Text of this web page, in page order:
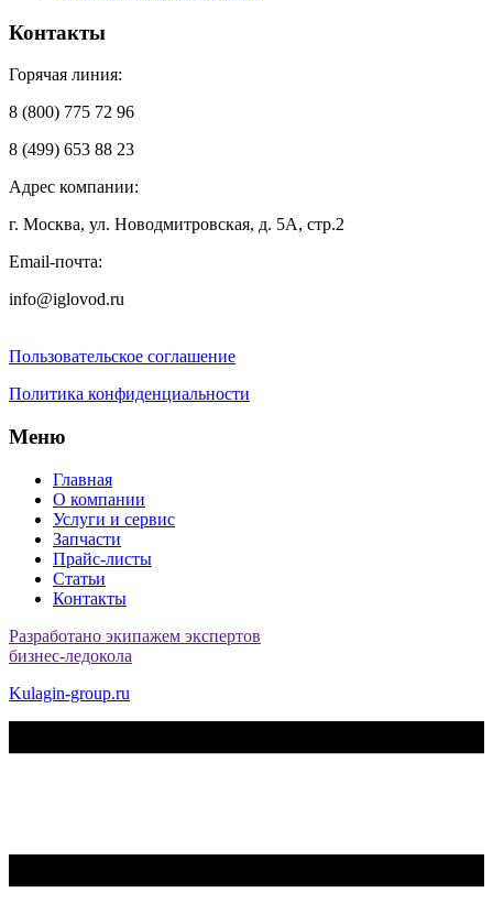
Контакты
Горячая линия:
8 (800) 775 72 96
8 (499) 653 88 23
Адрес компании:
г. Москва, ул. Новодмитровская, д. 5А, стр.2
Email-почта:
info@iglovod.ru
Пользовательское соглашение
Политика конфиденциальности
Меню
Главная
О компании
Услуги и сервис
Запчасти
Прайс-листы
Статьи
Контакты
Разработано экипажем экспертов
бизнес-ледокола
Kulagin-group.ru